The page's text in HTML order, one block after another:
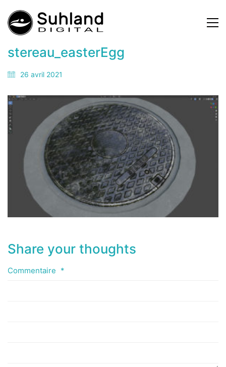
stereau_easterEgg
26 avril 2021
Share your thoughts
Commentaire *